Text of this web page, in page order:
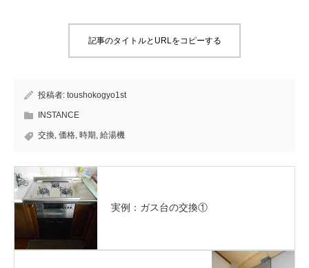
記事のタイトルとURLをコピーする
投稿者: toushokogyo1st
INSTANCE
交換 価格 時期 給湯機
実例：ガス台の交換①